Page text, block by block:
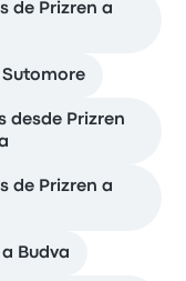
de Prizren a
desde Prizren
de Prizren a
Budva